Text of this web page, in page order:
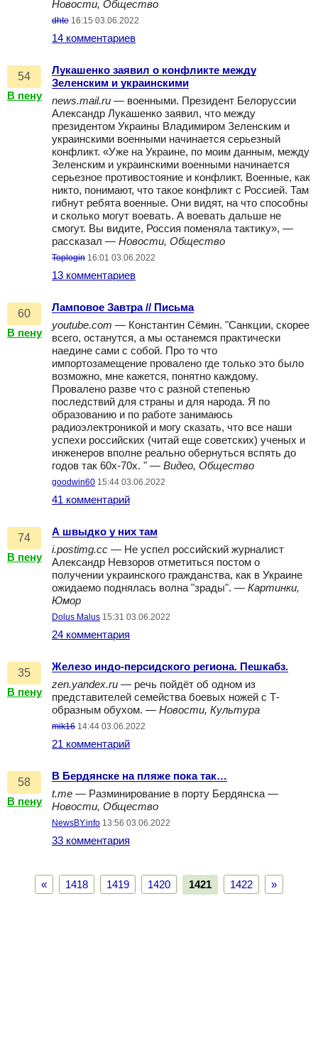
Новости, Общество
dhte 16:15 03.06.2022
14 комментариев
54
В пену
Лукашенко заявил о конфликте между
Зеленским и украинскими
news.mail.ru — военными. Президент Белоруссии
Александр Лукашенко заявил, что между
президентом Украины Владимиром Зеленским и
украинскими военными начинается серьезный
конфликт. «Уже на Украине, по моим данным, между
Зеленским и украинскими военными начинается
серьезное противостояние и конфликт. Военные, как
никто, понимают, что такое конфликт с Россией. Там
гибнут ребята военные. Они видят, на что способны
и сколько могут воевать. А воевать дальше не
смогут. Вы видите, Россия поменяла тактику», —
рассказал — Новости, Общество
Toplogin 16:01 03.06.2022
13 комментариев
60
В пену
Ламповое Завтра // Письма
youtube.com — Константин Сёмин. "Санкции, скорее
всего, останутся, а мы останемся практически
наедине сами с собой. Про то что
импортозамещение провалено где только это было
возможно, мне кажется, понятно каждому.
Провалено разве что с разной степенью
последствий для страны и для народа. Я по
образованию и по работе занимаюсь
радиоэлектроникой и могу сказать, что все наши
успехи российских (читай еще советских) ученых и
инженеров вполне реально обернуться вспять до
годов так 60х-70х. " — Видео, Общество
goodwin60 15:44 03.06.2022
41 комментарий
74
В пену
А швыдко у них там
i.postimg.cc — Не успел российский журналист
Александр Невзоров отметиться постом о
получении украинского гражданства, как в Украине
ожидаемо поднялась волна "зрады". — Картинки,
Юмор
Dolus Malus 15:31 03.06.2022
24 комментария
35
В пену
Железо индо-персидского региона. Пешкабз.
zen.yandex.ru — речь пойдёт об одном из
представителей семейства боевых ножей с Т-
образным обухом. — Новости, Культура
mik16 14:44 03.06.2022
21 комментарий
58
В пену
В Бердянске на пляже пока так…
t.me — Разминирование в порту Бердянска —
Новости, Общество
NewsBY.info 13:56 03.06.2022
33 комментария
« 1418 1419 1420 1421 1422 »